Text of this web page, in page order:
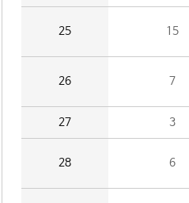
25 15
26 7
27 3
28 6